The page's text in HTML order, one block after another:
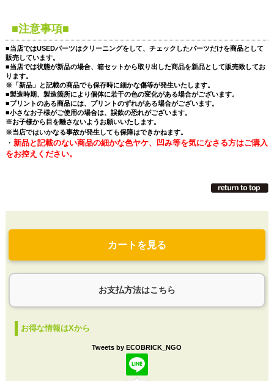
■注意事項■
■当店ではUSEDパーツはクリーニングをして、チェックしたパーツだけを商品として
販売しています。
■当店では状態が新品の場合、箱セットから取り出した商品を新品として販売致してお
ります。
※「新品」と記載の商品でも保存時に細かな傷等が発生いたします。
■製造時期、製造箇所により個体に若干の色の変化がある場合がございます。
■プリントのある商品には、プリントのずれがある場合がございます。
■小さなお子様がご使用の場合は、誤飲の恐れがございます。
※お子様から目を離さないようお願いいたします。
※当店ではいかなる事故が発生しても保障はできかねます。
・ 新品と記載のない商品の細かな色ヤケ、凹み等を気になさる方はご購入
をお控えください。
カートを見る
お支払方法はこちら
お得な情報はXから
Tweets by ECOBRICK_NGO